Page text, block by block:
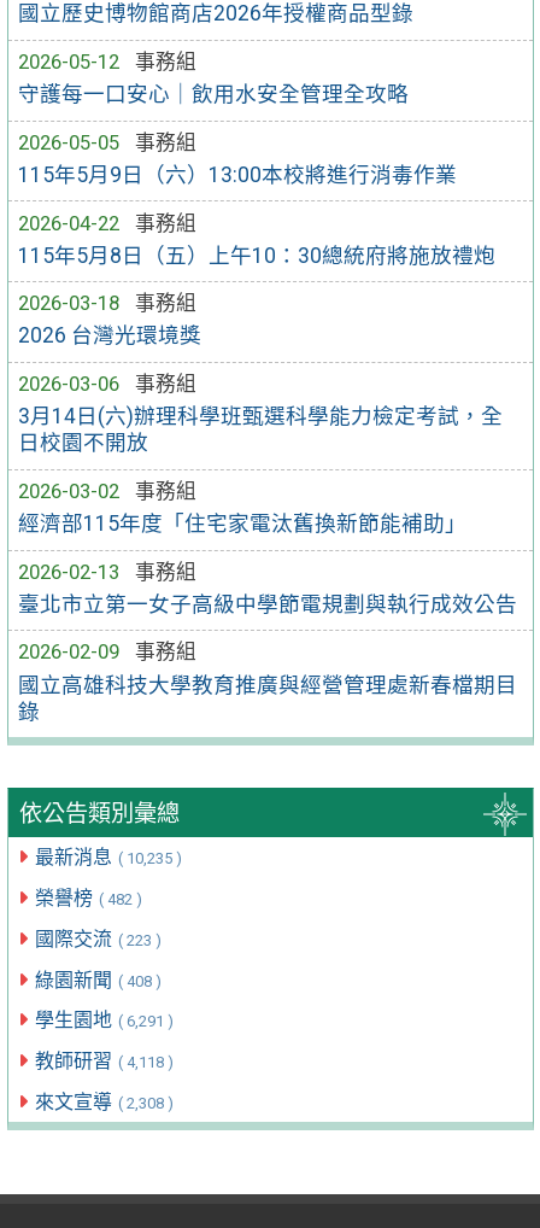
國立歷史博物館商店2026年授權商品型錄
2026-05-12
事務組
守護每一口安心｜飲用水安全管理全攻略
2026-05-05
事務組
115年5月9日（六）13:00本校將進行消毒作業
2026-04-22
事務組
115年5月8日（五）上午10：30總統府將施放禮炮
2026-03-18
事務組
2026 台灣光環境獎
2026-03-06
事務組
3月14日(六)辦理科學班甄選科學能力檢定考試，全
日校園不開放
2026-03-02
事務組
經濟部115年度「住宅家電汰舊換新節能補助」
2026-02-13
事務組
臺北市立第一女子高級中學節電規劃與執行成效公告
2026-02-09
事務組
國立高雄科技大學教育推廣與經營管理處新春檔期目
錄
依公告類別彙總
最新消息 ( 10,235 )
榮譽榜 ( 482 )
國際交流 ( 223 )
綠園新聞 ( 408 )
學生園地 ( 6,291 )
教師研習 ( 4,118 )
來文宣導 ( 2,308 )